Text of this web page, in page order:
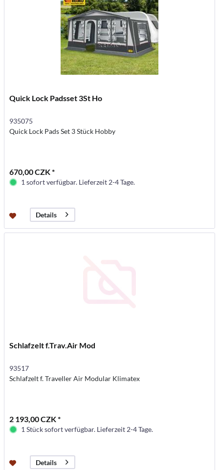
Quick Lock Padsset 3St Ho
935075
Quick Lock Pads Set 3 Stück Hobby
670,00 CZK *
1 sofort verfügbar. Lieferzeit 2-4 Tage.
Details
Schlafzelt f.Trav.Air Mod
93517
Schlafzelt f. Traveller Air Modular Klimatex
2 193,00 CZK *
1 Stück sofort verfügbar. Lieferzeit 2-4 Tage.
Details